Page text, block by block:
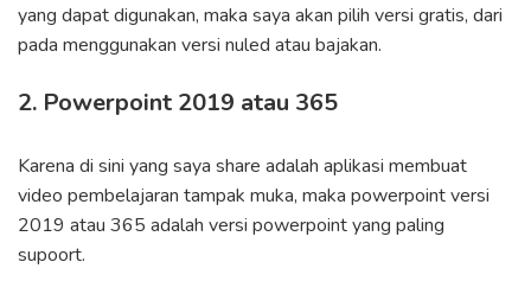
yang dapat digunakan, maka saya akan pilih versi gratis, dari
pada menggunakan versi nuled atau bajakan.
2. Powerpoint 2019 atau 365
Karena di sini yang saya share adalah aplikasi membuat
video pembelajaran tampak muka, maka powerpoint versi
2019 atau 365 adalah versi powerpoint yang paling
supoort.